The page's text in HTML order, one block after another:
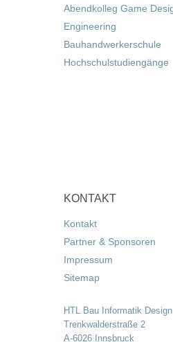
Abendkolleg Game
Engineering
Bauhandwerkerschule
Hochschulstudiengänge
KONTAKT
Kontakt
Partner & Sponsoren
Impressum
Sitemap
HTL Bau Informatik Design
Trenkwalderstraße 2
A-6026 Innsbruck